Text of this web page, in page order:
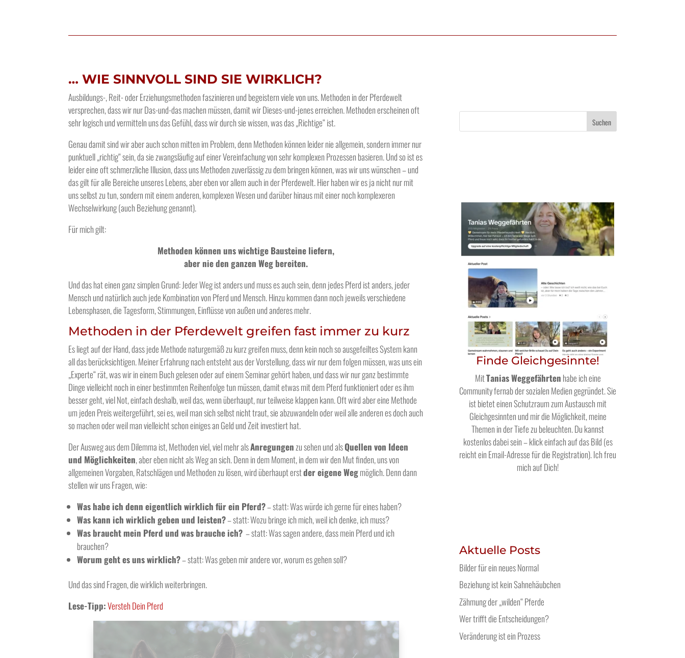
… WIE SINNVOLL SIND SIE WIRKLICH?
Ausbildungs-, Reit- oder Erziehungsmethoden faszinieren und begeistern viele von uns. Methoden in der Pferdewelt
versprechen, dass wir nur Das-und-das machen müssen, damit wir Dieses-und-jenes erreichen. Methoden erscheinen oft
sehr logisch und vermitteln uns das Gefühl, dass wir durch sie wissen, was das „Richtige“ ist.
Genau damit sind wir aber auch schon mitten im Problem, denn Methoden können leider nie allgemein, sondern immer nur
punktuell „richtig“ sein, da sie zwangsläufig auf einer Vereinfachung von sehr komplexen Prozessen basieren. Und so ist es
leider eine oft schmerzliche Illusion, dass uns Methoden zuverlässig zu dem bringen können, was wir uns wünschen – und
das gilt für alle Bereiche unseres Lebens, aber eben vor allem auch in der Pferdewelt. Hier haben wir es ja nicht nur mit
uns selbst zu tun, sondern mit einem anderen, komplexen Wesen und darüber hinaus mit einer noch komplexeren
Wechselwirkung (auch Beziehung genannt).
Für mich gilt:
Methoden können uns wichtige Bausteine liefern,
aber nie den ganzen Weg bereiten.
Und das hat einen ganz simplen Grund: Jeder Weg ist anders und muss es auch sein, denn jedes Pferd ist anders, jeder
Mensch und natürlich auch jede Kombination von Pferd und Mensch. Hinzu kommen dann noch jeweils verschiedene
Lebensphasen, die Tagesform, Stimmungen, Einflüsse von außen und anderes mehr.
Methoden in der Pferdewelt greifen fast immer zu kurz
Es liegt auf der Hand, dass jede Methode naturgemäß zu kurz greifen muss, denn kein noch so ausgefeiltes System kann
all das berücksichtigen. Meiner Erfahrung nach entsteht aus der Vorstellung, dass wir nur dem folgen müssen, was uns ein
„Experte“ rät, was wir in einem Buch gelesen oder auf einem Seminar gehört haben, und dass wir nur ganz bestimmte
Dinge vielleicht noch in einer bestimmten Reihenfolge tun müssen, damit etwas mit dem Pferd funktioniert oder es ihm
besser geht, viel Not, einfach deshalb, weil das, wenn überhaupt, nur teilweise klappen kann. Oft wird aber eine Methode
um jeden Preis weitergeführt, sei es, weil man sich selbst nicht traut, sie abzuwandeln oder weil alle anderen es doch auch
so machen oder weil man vielleicht schon einiges an Geld und Zeit investiert hat.
Der Ausweg aus dem Dilemma ist, Methoden viel, viel mehr alsAnregungenzu sehen und alsQuellen von Ideen
und Möglichkeiten, aber eben nicht als Weg an sich. Denn in dem Moment, in dem wir den Mut finden, uns von
allgemeinen Vorgaben, Ratschlägen und Methoden zu lösen, wird überhaupt erstder eigene Wegmöglich. Denn dann
stellen wir uns Fragen, wie:
Was habe ich denn eigentlich wirklich für ein Pferd?– statt: Was würde ich gerne für eines haben?
Was kann ich wirklich geben und leisten?– statt: Wozu bringe ich mich, weil ich denke, ich muss?
Was braucht mein Pferd und was brauche ich? – statt: Was sagen andere, dass mein Pferd und ich
brauchen?
Worum geht es uns wirklich?– statt: Was geben mir andere vor, worum es gehen soll?
Und das sind Fragen, die wirklich weiterbringen.
Lese-Tipp:Versteh Dein Pferd
Suchen
Finde Gleichgesinnte!
MitTanias Weggefährten habe ich eine
Community fernab der sozialen Medien gegründet. Sie
ist bietet einen Schutzraum zum Austausch mit
Gleichgesinnten und mir die Möglichkeit, meine
Themen in der Tiefe zu beleuchten. Du kannst
kostenlos dabei sein – klick einfach auf das Bild (es
reicht ein Email-Adresse für die Registration). Ich freu
mich auf Dich!
Aktuelle Posts
Bilder für ein neues Normal
Beziehung ist kein Sahnehäubchen
Zähmung der „wilden“ Pferde
Wer trifft die Entscheidungen?
Veränderung ist ein Prozess